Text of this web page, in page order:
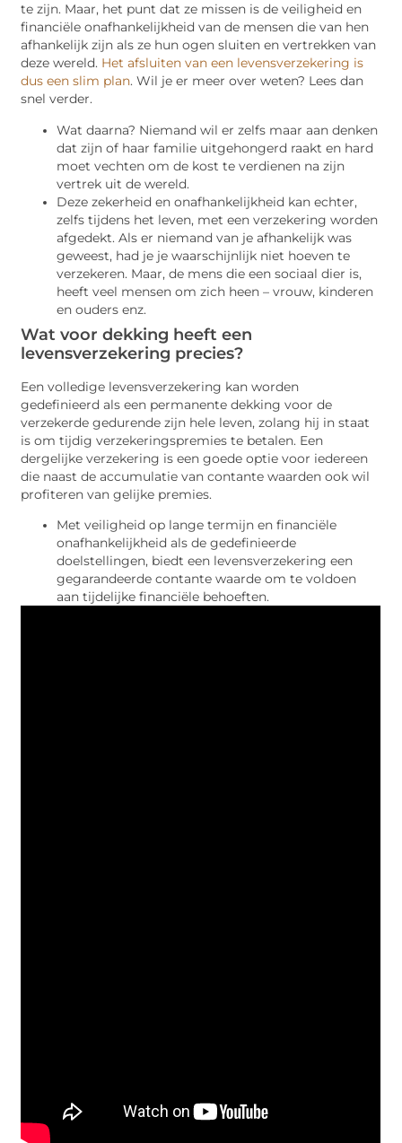
te zijn. Maar, het punt dat ze missen is de veiligheid en
financiële onafhankelijkheid van de mensen die van hen
afhankelijk zijn als ze hun ogen sluiten en vertrekken van
deze wereld. Het afsluiten van een levensverzekering is
dus een slim plan. Wil je er meer over weten? Lees dan
snel verder.
Wat daarna? Niemand wil er zelfs maar aan denken
dat zijn of haar familie uitgehongerd raakt en hard
moet vechten om de kost te verdienen na zijn
vertrek uit de wereld.
Deze zekerheid en onafhankelijkheid kan echter,
zelfs tijdens het leven, met een verzekering worden
afgedekt. Als er niemand van je afhankelijk was
geweest, had je je waarschijnlijk niet hoeven te
verzekeren. Maar, de mens die een sociaal dier is,
heeft veel mensen om zich heen – vrouw, kinderen
en ouders enz.
Wat voor dekking heeft een
levensverzekering precies?
Een volledige levensverzekering kan worden
gedefinieerd als een permanente dekking voor de
verzekerde gedurende zijn hele leven, zolang hij in staat
is om tijdig verzekeringspremies te betalen. Een
dergelijke verzekering is een goede optie voor iedereen
die naast de accumulatie van contante waarden ook wil
profiteren van gelijke premies.
Met veiligheid op lange termijn en financiële
onafhankelijkheid als de gedefinieerde
doelstellingen, biedt een levensverzekering een
gegarandeerde contante waarde om te voldoen
aan tijdelijke financiële behoeften.